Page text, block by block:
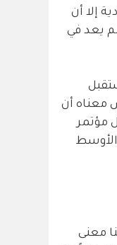
إلا أن
لم يعد في
معناه أن
مؤتمر
الأوسط
معنى